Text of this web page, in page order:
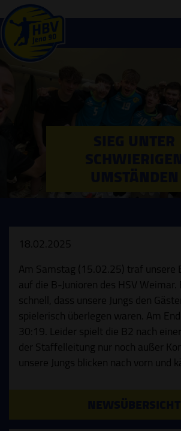
18.02.2025
Am Samstag (15.02.25) traf unsere
auf die B-Junioren des HSV
schnell, dass unsere Jungs den
spielerisch überlegen waren. Am
30:19. Leider spielt die B2 nach
der Staffelleitung nur noch außer
unsere Jungs blicken nach vorn und